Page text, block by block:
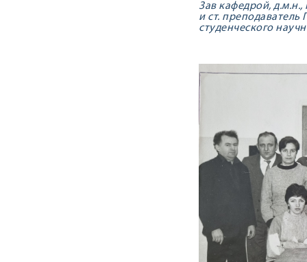
Зав кафедрой,
и ст.
студенческого